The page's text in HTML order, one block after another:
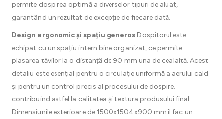
permite dospirea optimă a diverselor tipuri de aluat,
garantând un rezultat de excepție de fiecare dată.
Design ergonomic și spațiu generos Dospitorul este
echipat cu un spațiu intern bine organizat, ce permite
plasarea tăvilor la o distanță de 90 mm una de cealaltă. Acest
detaliu este esențial pentru o circulație uniformă a aerului cald
și pentru un control precis al procesului de dospire,
contribuind astfel la calitatea și textura produsului final.
Dimensiunile exterioare de 1500x1504x900 mm îl fac un